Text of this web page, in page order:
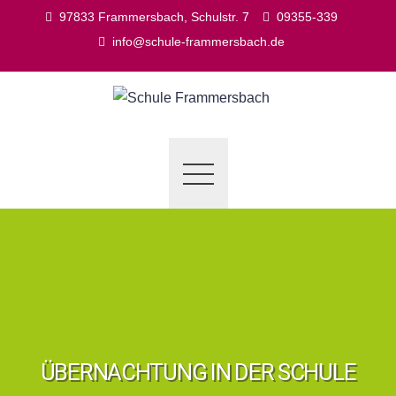
97833 Frammersbach, Schulstr. 7
09355-339
info@schule-frammersbach.de
ÜBERNACHTUNG IN DER SCHULE